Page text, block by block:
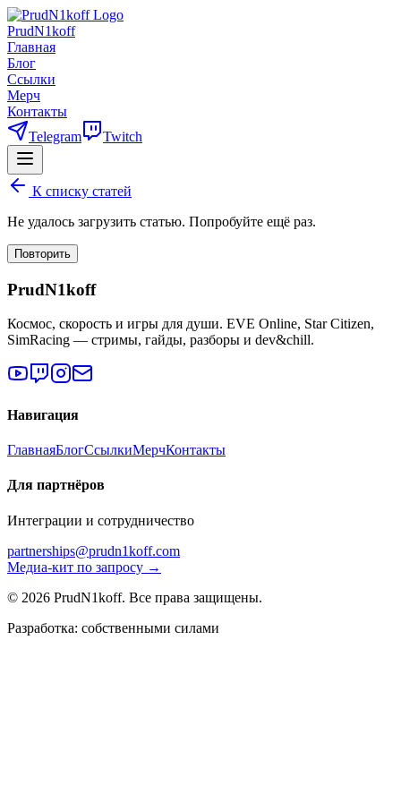
PrudN1koff
Главная
Блог
Ссылки
Мерч
Контакты
Telegram
Twitch
К списку статей
Не удалось загрузить статью. Попробуйте ещё раз.
Повторить
PrudN1koff
Космос, скорость и игры для души. EVE Online, Star Citizen,
SimRacing — стримы, гайды, разборы и dev&chill.
Навигация
ГлавнаяБлогСсылкиМерчКонтакты
Для партнёров
Интеграции и сотрудничество
partnerships@prudn1koff.com
Медиа-кит по запросу →
© 2026 PrudN1koff. Все права защищены.
Разработка: собственными силами